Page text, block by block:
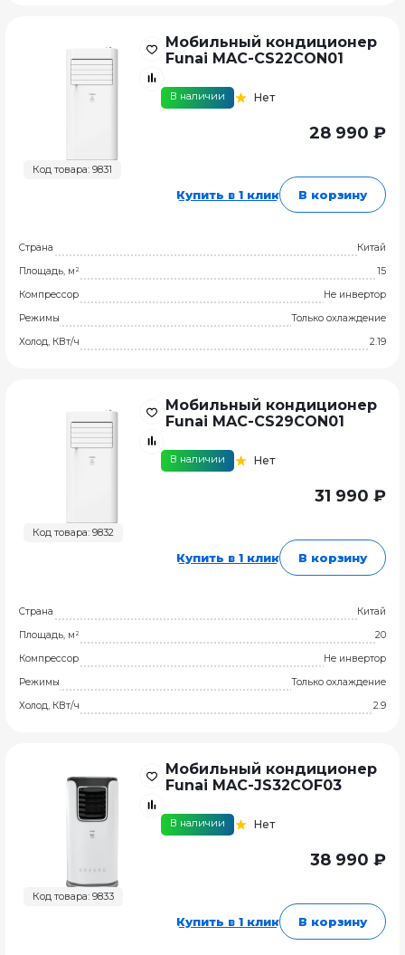
Код товара: 9831
Мобильный кондиционер
Funai MAC-CS22CON01
В наличии Нет
28 990 ₽
Купить в 1 клик В корзину
Страна
Китай
Площадь, м²
15
Компрессор
Не инвертор
Режимы
Только охлаждение
Холод, КВт/ч
2.19
Код товара: 9832
Мобильный кондиционер
Funai MAC-CS29CON01
В наличии Нет
31 990 ₽
Купить в 1 клик В корзину
Страна
Китай
Площадь, м²
20
Компрессор
Не инвертор
Режимы
Только охлаждение
Холод, КВт/ч
2.9
Код товара: 9833
Мобильный кондиционер
Funai MAC-JS32COF03
В наличии Нет
38 990 ₽
Купить в 1 клик В корзину